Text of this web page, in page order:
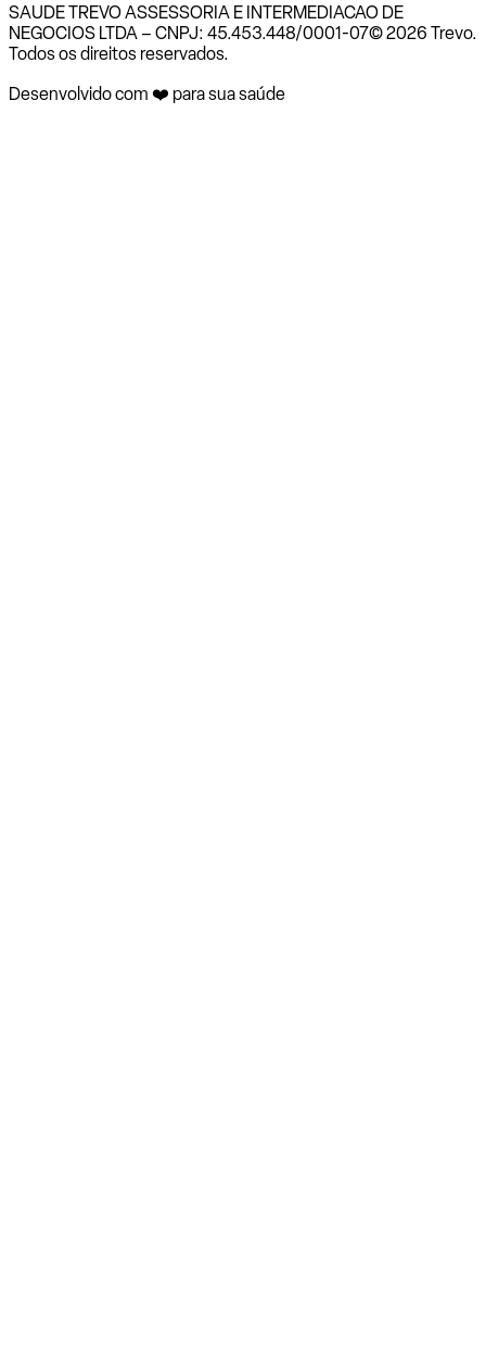
SAUDE TREVO ASSESSORIA E INTERMEDIACAO DE
NEGOCIOS LTDA – CNPJ: 45.453.448/0001-07© 2026 Trevo.
Todos os direitos reservados.
Desenvolvido com ❤️ para sua saúde